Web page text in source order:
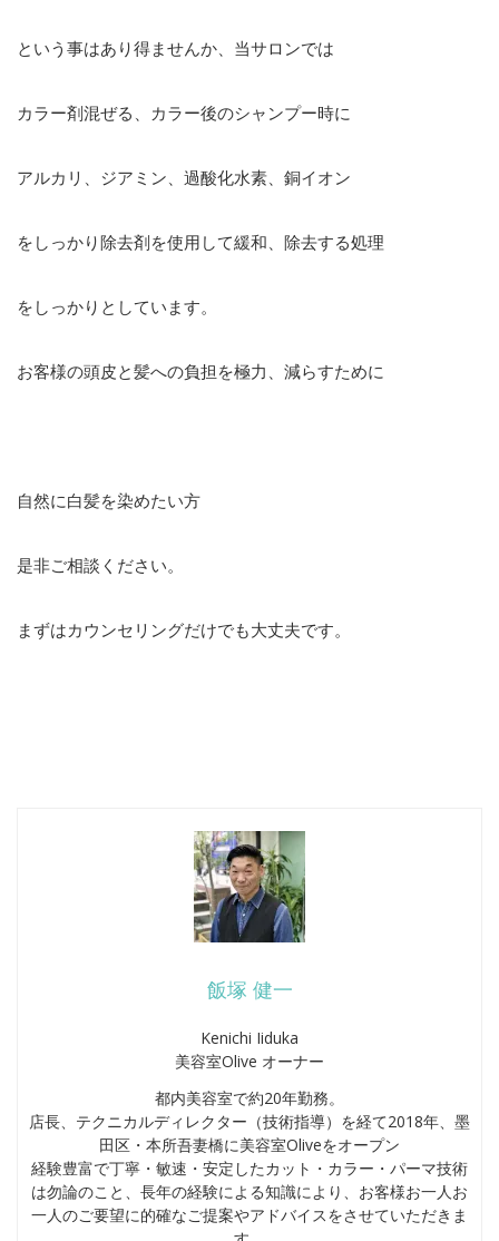
という事はあり得ませんか、当サロンでは
カラー剤混ぜる、カラー後のシャンプー時に
アルカリ、ジアミン、過酸化水素、銅イオン
をしっかり除去剤を使用して緩和、除去する処理
をしっかりとしています。
お客様の頭皮と髪への負担を極力、減らすために
自然に白髪を染めたい方
是非ご相談ください。
まずはカウンセリングだけでも大丈夫です。
飯塚 健一
Kenichi Iiduka
美容室Olive オーナー
都内美容室で約20年勤務。
店長、テクニカルディレクター（技術指導）を経て2018年、墨
田区・本所吾妻橋に美容室Oliveをオープン
経験豊富で丁寧・敏速・安定したカット・カラー・パーマ技術
は勿論のこと、長年の経験による知識により、お客様お一人お
一人のご要望に的確なご提案やアドバイスをさせていただきま